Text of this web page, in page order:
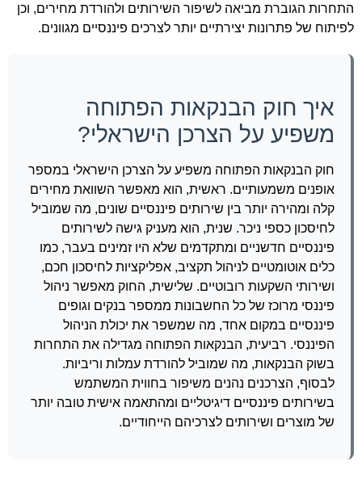
התחרות הגוברת מביאה לשיפור השירותים ולהורדת מחירים, וכן
לפיתוח של פתרונות יצירתיים יותר לצרכים פיננסיים מגוונים.
איך חוק הבנקאות הפתוחה
משפיע על הצרכן הישראלי?
חוק הבנקאות הפתוחה משפיע על הצרכן הישראלי במספר
אופנים משמעותיים. ראשית, הוא מאפשר השוואת מחירים
קלה ומהירה יותר בין שירותים פיננסיים שונים, מה שמוביל
לחיסכון כספי ניכר. שנית, הוא מעניק גישה לשירותים
פיננסיים חדשניים ומתקדמים שלא היו זמינים בעבר, כמו
כלים אוטומטיים לניהול תקציב, אפליקציות לחיסכון חכם,
ושירותי השקעות רובוטיים. שלישית, החוק מאפשר ניהול
פיננסי מרוכז של כל החשבונות ממספר בנקים וגופים
פיננסיים במקום אחד, מה שמשפר את יכולת הניהול
הפיננסי. רביעית, הבנקאות הפתוחה מגדילה את התחרות
בשוק הבנקאות, מה שמוביל להורדת עמלות וריביות.
לבסוף, הצרכנים נהנים משיפור בחווית המשתמש
בשירותים פיננסיים דיגיטליים ומהתאמה אישית טובה יותר
של מוצרים ושירותים לצרכיהם הייחודיים.